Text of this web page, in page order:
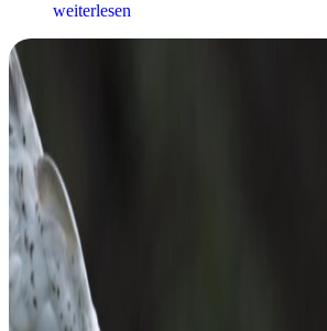
weiterlesen